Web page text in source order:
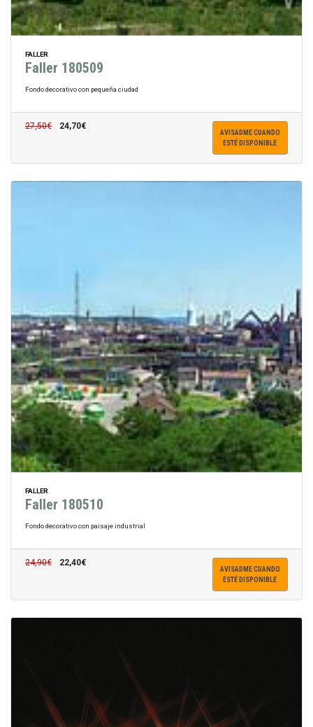
FALLER
Faller 180509
Fondo decorativo con pequeña ciudad
27,50€ 24,70€
AVISADME CUANDO
ESTÉ DISPONIBLE
FALLER
Faller 180510
Fondo decorativo con paisaje industrial
24,90€ 22,40€
AVISADME CUANDO
ESTÉ DISPONIBLE